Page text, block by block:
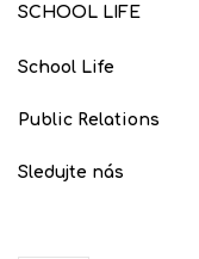
SCHOOL LIFE
School Life
Aktuality Proběhlo na
Public Relations
Školní magazín REFRESH
Sledujte nás